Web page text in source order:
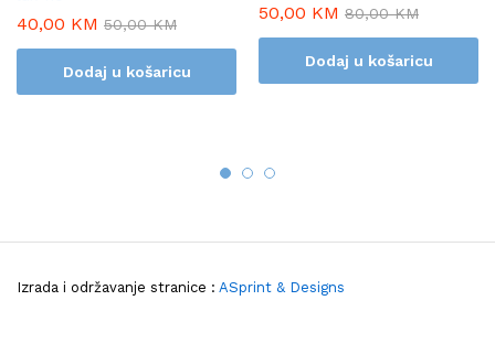
40,00 KM 50,00KM
Dodaj u košaricu
50,00 KM 80,00KM
Dodaj u košaricu
Izrada i održavanje stranice : ASprint & Designs